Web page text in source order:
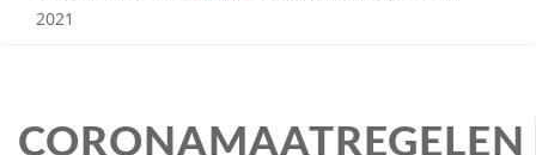
2021
CORONAMAATREGELEN